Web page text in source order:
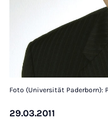
Foto (Universität Paderborn):
29.03.2011